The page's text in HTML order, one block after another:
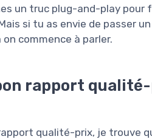
un truc plug-and-play pour
si tu as envie de passer
on commence à parler.
rapport
qualité-prix, je trouve